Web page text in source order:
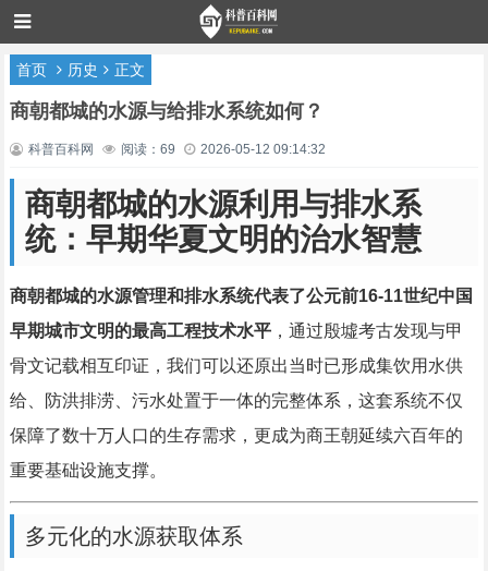
首页 历史 正文
商朝都城的水源与给排水系统如何？
科普百科网 阅读：69 2026-05-12 09:14:32
商朝都城的水源利用与排水系
统：早期华夏文明的治水智慧
商朝都城的水源管理和排水系统代表了公元前16-11世纪中国
早期城市文明的最高工程技术水平，通过殷墟考古发现与甲
骨文记载相互印证，我们可以还原出当时已形成集饮用水供
给、防洪排涝、污水处置于一体的完整体系，这套系统不仅
保障了数十万人口的生存需求，更成为商王朝延续六百年的
重要基础设施支撑。
多元化的水源获取体系